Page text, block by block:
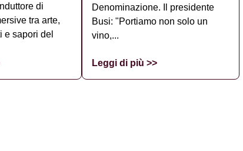
di
tra arte,
e sapori del
Denominazione. Il presidente
Busi: "Portiamo non solo un
vino,...
Leggi di più >>